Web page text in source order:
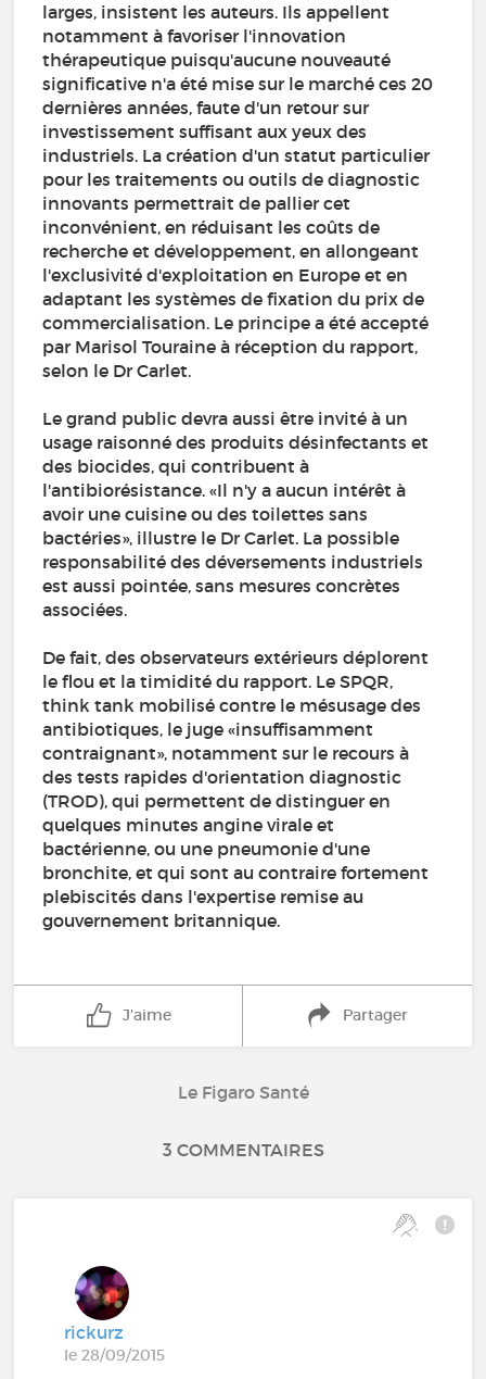
larges, insistent les auteurs. Ils appellent
notamment à favoriser l'innovation
thérapeutique puisqu'aucune nouveauté
significative n'a été mise sur le marché ces 20
dernières années, faute d'un retour sur
investissement suffisant aux yeux des
industriels. La création d'un statut particulier
pour les traitements ou outils de diagnostic
innovants permettrait de pallier cet
inconvénient, en réduisant les coûts de
recherche et développement, en allongeant
l'exclusivité d'exploitation en Europe et en
adaptant les systèmes de fixation du prix de
commercialisation. Le principe a été accepté
par Marisol Touraine à réception du rapport,
selon le Dr Carlet.
Le grand public devra aussi être invité à un
usage raisonné des produits désinfectants et
des biocides, qui contribuent à
l'antibiorésistance. «Il n'y a aucun intérêt à
avoir une cuisine ou des toilettes sans
bactéries», illustre le Dr Carlet. La possible
responsabilité des déversements industriels
est aussi pointée, sans mesures concrètes
associées.
De fait, des observateurs extérieurs déplorent
le flou et la timidité du rapport. Le SPQR,
think tank mobilisé contre le mésusage des
antibiotiques, le juge «insuffisamment
contraignant», notamment sur le recours à
des tests rapides d'orientation diagnostic
(TROD), qui permettent de distinguer en
quelques minutes angine virale et
bactérienne, ou une pneumonie d'une
bronchite, et qui sont au contraire fortement
plebiscités dans l'expertise remise au
gouvernement britannique.
J'aime Partager
Le Figaro Santé
3 COMMENTAIRES
rickurz
le 28/09/2015